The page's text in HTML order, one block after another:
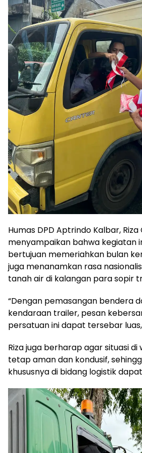
Humas DPD Aptrindo Kalbar, Riza
menyampaikan bahwa kegiatan
bertujuan memeriahkan bulan
juga menanamkan rasa
tanah air di kalangan para sopir
“Dengan pemasangan bendera
kendaraan trailer, pesan
persatuan ini dapat tersebar
Riza juga berharap agar situasi di
tetap aman dan kondusif,
khususnya di bidang logistik